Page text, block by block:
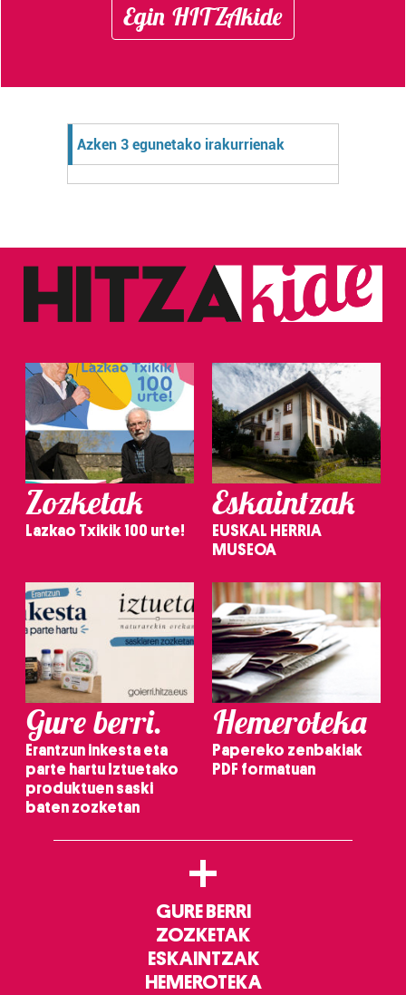
Egin HITZAkide
Azken 3 egunetako irakurrienak
Zozketak
Lazkao Txikik 100 urte!
Eskaintzak
EUSKAL HERRIA
MUSEOA
Gure berri.
Erantzun inkesta eta
parte hartu Iztuetako
produktuen saski
baten zozketan
Hemeroteka
Papereko zenbakiak
PDF formatuan
+
GURE BERRI
ZOZKETAK
ESKAINTZAK
HEMEROTEKA